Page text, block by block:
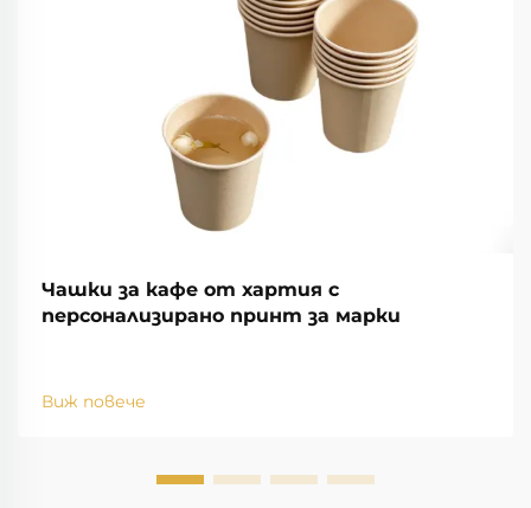
Чашки за кафе от хартия с
персонализирано принт за марки
Виж повече